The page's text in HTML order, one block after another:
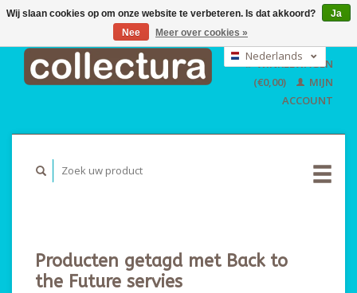
EUR
GBP
USD
Nederlands
English
WINKELWAGEN
(€0,00)
MIJN
ACCOUNT
Producten getagd met Back to
the Future servies
Wij slaan cookies op om onze website te verbeteren. Is dat akkoord?
Ja
Nee
Meer over cookies »